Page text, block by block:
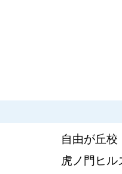
自由が丘校
虎ノ門ヒル